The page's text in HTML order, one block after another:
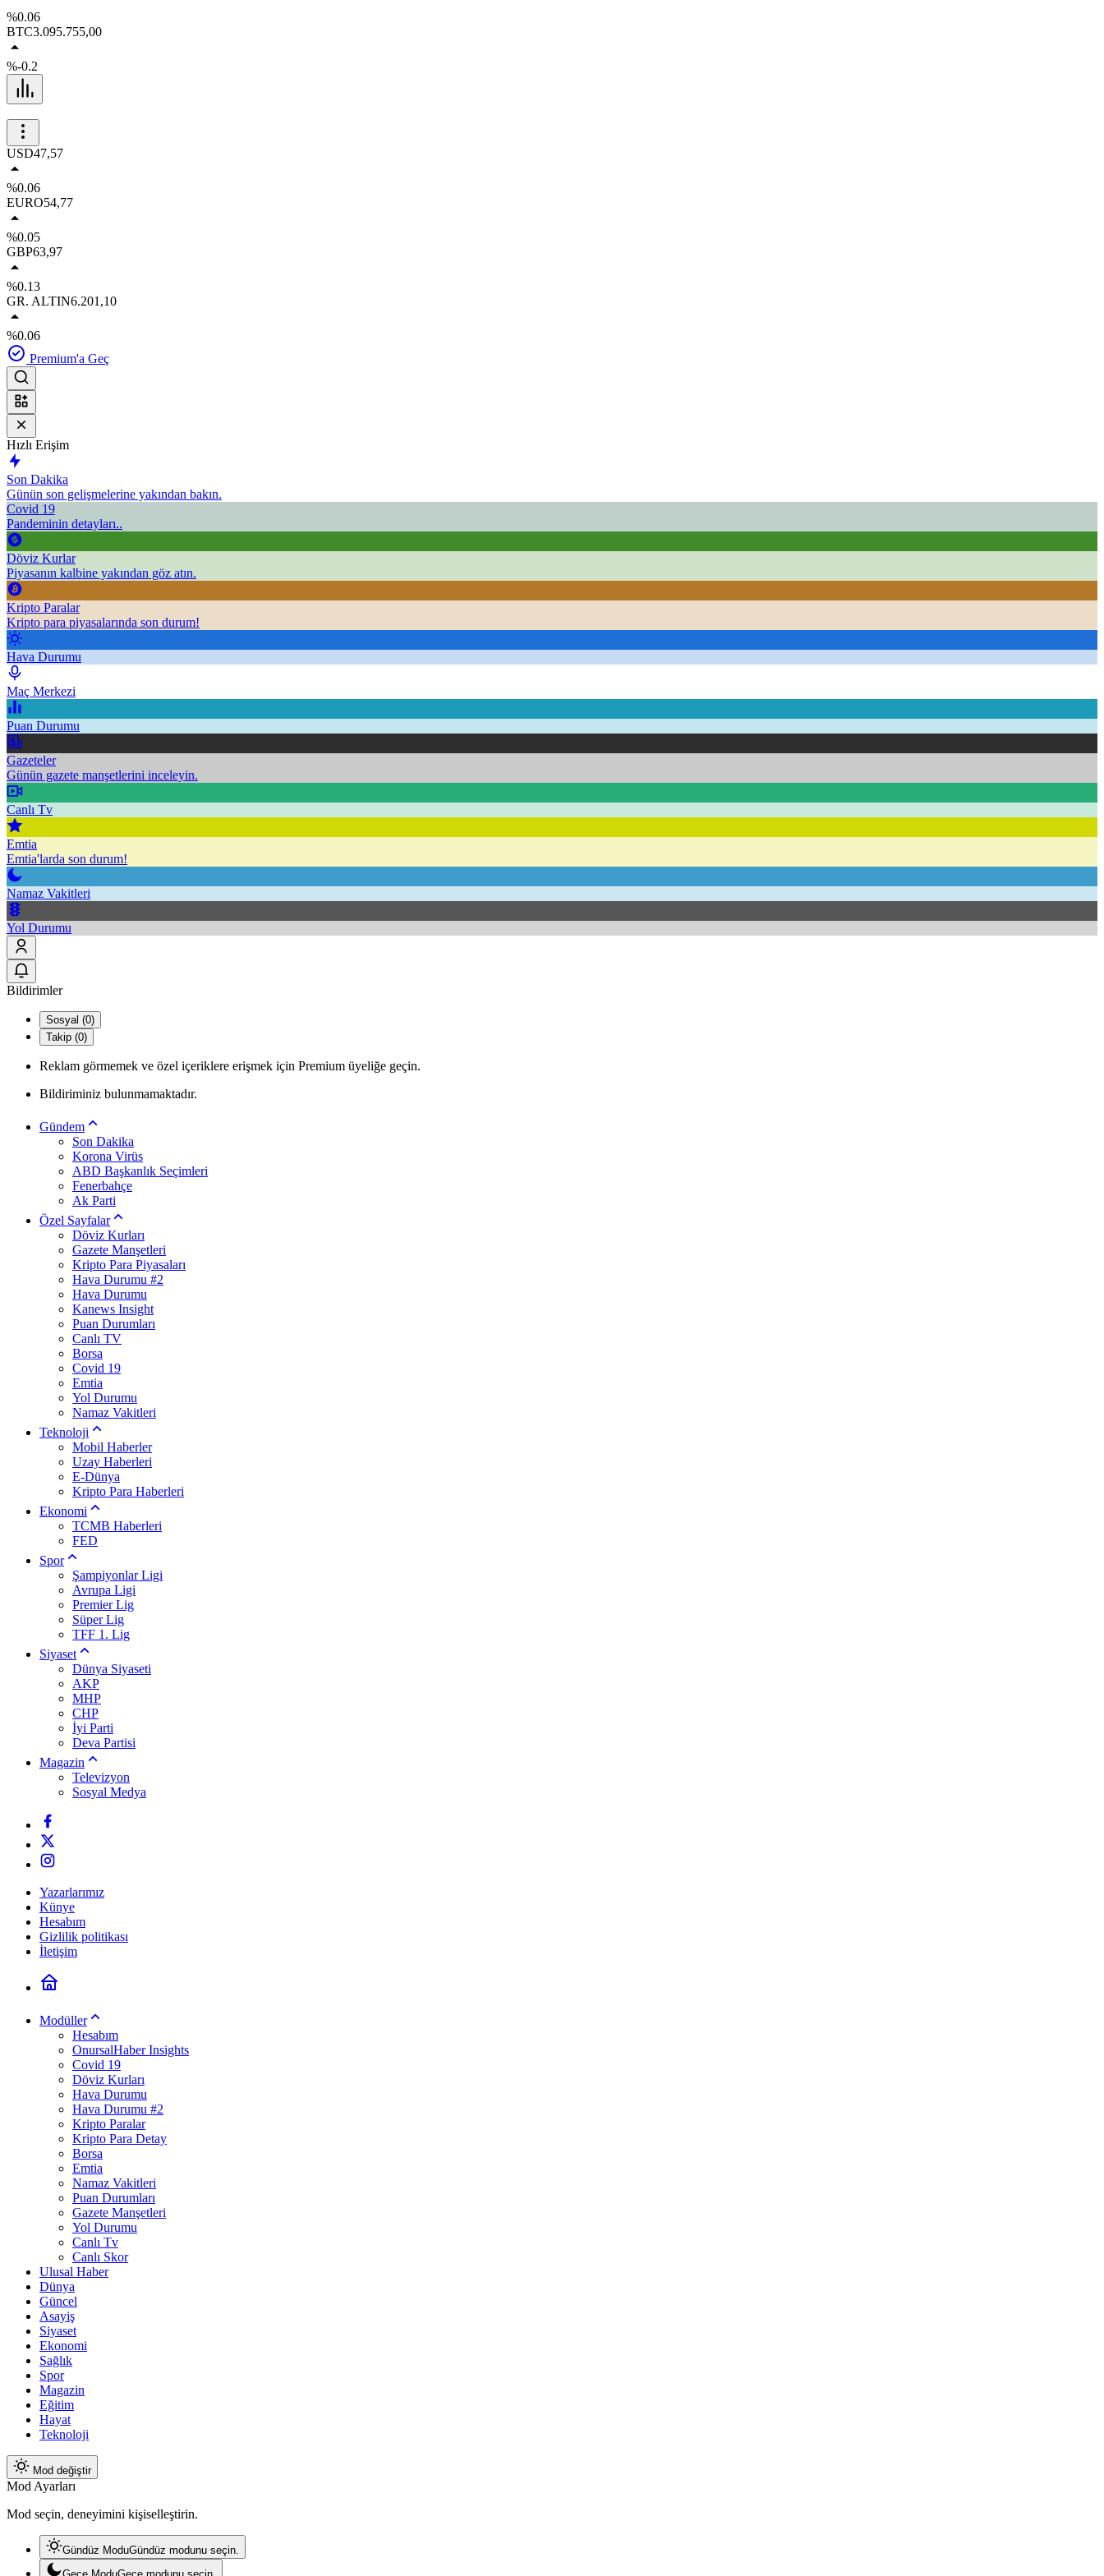
%0.06
BTC3.095.755,00
%-0.2
USD47,57
%0.06
EURO54,77
%0.05
GBP63,97
%0.13
GR. ALTIN6.201,10
%0.06
Premium'a Geç
Hızlı Erişim
Son Dakika
Günün son gelişmelerine yakından bakın.
Covid 19
Pandeminin detayları..
Döviz Kurlar
Piyasanın kalbine yakından göz atın.
Kripto Paralar
Kripto para piyasalarında son durum!
Hava Durumu
Maç Merkezi
Puan Durumu
Gazeteler
Günün gazete manşetlerini inceleyin.
Canlı Tv
Emtia
Emtia'larda son durum!
Namaz Vakitleri
Yol Durumu
Bildirimler
Sosyal (0)
Takip (0)
Reklam görmemek ve özel içeriklere erişmek için Premium üyeliğe geçin.
Bildiriminiz bulunmamaktadır.
Gündem
Son Dakika
Korona Virüs
ABD Başkanlık Seçimleri
Fenerbahçe
Ak Parti
Özel Sayfalar
Döviz Kurları
Gazete Manşetleri
Kripto Para Piyasaları
Hava Durumu #2
Hava Durumu
Kanews Insight
Puan Durumları
Canlı TV
Borsa
Covid 19
Emtia
Yol Durumu
Namaz Vakitleri
Teknoloji
Mobil Haberler
Uzay Haberleri
E-Dünya
Kripto Para Haberleri
Ekonomi
TCMB Haberleri
FED
Spor
Şampiyonlar Ligi
Avrupa Ligi
Premier Lig
Süper Lig
TFF 1. Lig
Siyaset
Dünya Siyaseti
AKP
MHP
CHP
İyi Parti
Deva Partisi
Magazin
Televizyon
Sosyal Medya
Yazarlarımız
Künye
Hesabım
Gizlilik politikası
İletişim
Modüller
Hesabım
OnursalHaber Insights
Covid 19
Döviz Kurları
Hava Durumu
Hava Durumu #2
Kripto Paralar
Kripto Para Detay
Borsa
Emtia
Namaz Vakitleri
Puan Durumları
Gazete Manşetleri
Yol Durumu
Canlı Tv
Canlı Skor
Ulusal Haber
Dünya
Güncel
Asayiş
Siyaset
Ekonomi
Sağlık
Spor
Magazin
Eğitim
Hayat
Teknoloji
Mod değiştir
Mod Ayarları
Mod seçin, deneyimini kişiselleştirin.
Gündüz ModuGündüz modunu seçin.